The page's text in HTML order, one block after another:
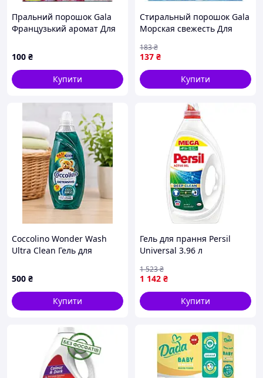
Пральний порошок Gala
Французький аромат Для
(8006530178181)-Гарантія!
100 ₴
Купити
Стиральный порошок Gala
Морская свежесть Для
(8006530178495)
(U1163820_BR)
137 ₴
183₴
Купити
Coccolino Wonder Wash
Ultra Clean Гель для
500 ₴
Купити
Гель для прання Persil
Universal 3.96 л
1 142 ₴
1 523₴
Купити